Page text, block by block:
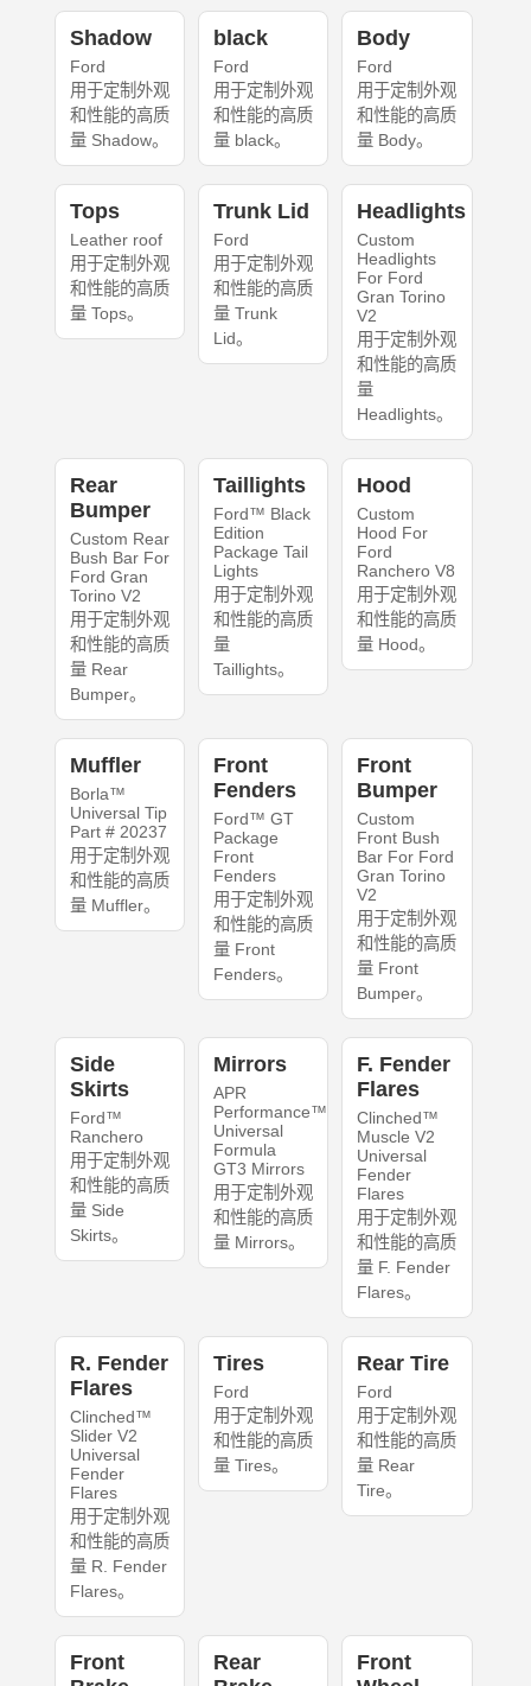
Shadow
Ford
用于定制外观
和性能的高质
量 Shadow。
black
Ford
用于定制外观
和性能的高质
量 black。
Body
Ford
用于定制外观
和性能的高质
量 Body。
Tops
Leather roof
用于定制外观
和性能的高质
量 Tops。
Trunk Lid
Ford
用于定制外观
和性能的高质
量 Trunk
Lid。
Headlights
Custom
Headlights
For Ford
Gran Torino
V2
用于定制外观
和性能的高质
量
Headlights。
Rear
Bumper
Custom Rear
Bush Bar For
Ford Gran
Torino V2
用于定制外观
和性能的高质
量 Rear
Bumper。
Taillights
Ford™ Black
Edition
Package Tail
Lights
用于定制外观
和性能的高质
量
Taillights。
Hood
Custom
Hood For
Ford
Ranchero V8
用于定制外观
和性能的高质
量 Hood。
Muffler
Borla™
Universal Tip
Part # 20237
用于定制外观
和性能的高质
量 Muffler。
Front
Fenders
Ford™ GT
Package
Front
Fenders
用于定制外观
和性能的高质
量 Front
Fenders。
Front
Bumper
Custom
Front Bush
Bar For Ford
Gran Torino
V2
用于定制外观
和性能的高质
量 Front
Bumper。
Side
Skirts
Ford™
Ranchero
用于定制外观
和性能的高质
量 Side
Skirts。
Mirrors
APR
Performance™
Universal
Formula
GT3 Mirrors
用于定制外观
和性能的高质
量 Mirrors。
F. Fender
Flares
Clinched™
Muscle V2
Universal
Fender
Flares
用于定制外观
和性能的高质
量 F. Fender
Flares。
R. Fender
Flares
Clinched™
Slider V2
Universal
Fender
Flares
用于定制外观
和性能的高质
量 R. Fender
Flares。
Tires
Ford
用于定制外观
和性能的高质
量 Tires。
Rear Tire
Ford
用于定制外观
和性能的高质
量 Rear
Tire。
Front
Rear
Front